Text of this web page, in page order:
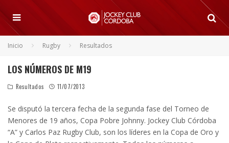
Inicio Rugby Resultados
LOS NÚMEROS DE M19
Resultados 11/07/2013
Se disputó la tercera fecha de la segunda fase del Torneo de
Menores de 19 años, Copa Pobre Johnny. Jockey Club Córdoba
“A” y Carlos Paz Rugby Club, son los líderes en la Copa de Oro y